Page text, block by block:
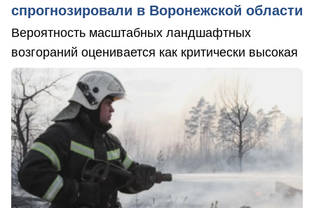
спрогнозировали в Воронежской области
Вероятность масштабных ландшафтных
возгораний оценивается как критически высокая